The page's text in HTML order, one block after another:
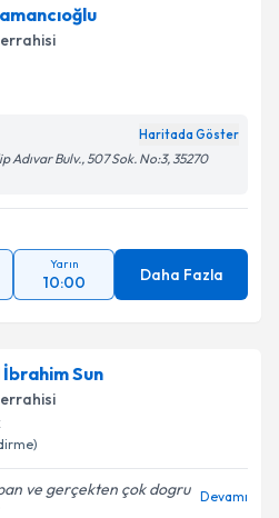
e-posta ile bilgilendireceğiz.
işlenmesine ilişkinAydınlatma
ve kişisel verilerimin belirtilen
kabul ediyorum.
Talebini Gönder
Haritada Göster
Adıvar Bulv., 507 Sok. No:3, 35270
Yarın
10:00 Daha Fazla
Sun
ve gerçekten çok dogru Devamı